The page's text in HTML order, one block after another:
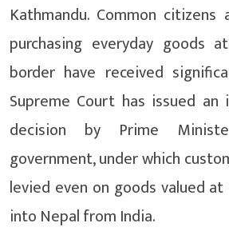
Kathmandu. Common
purchasing everyday goods
border have received
Supreme Court has issued
decision by Prime
government, under which
levied even on goods valued at
into Nepal from India.